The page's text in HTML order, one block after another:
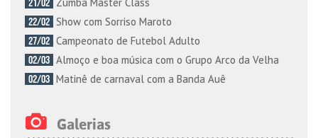
22/02 Show com Sorriso Maroto
27/02 Campeonato de Futebol Adulto
02/03 Almoço e boa música com o Grupo Arco da Velha
02/03 Matinê de carnaval com a Banda Auê
Galerias